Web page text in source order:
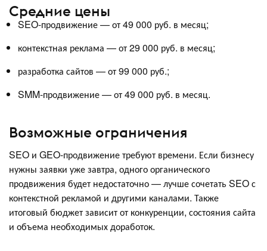
Средние цены
SEO-продвижение — от 49 000 руб. в месяц;
контекстная реклама — от 29 000 руб. в месяц;
разработка сайтов — от 99 000 руб.;
SMM-продвижение — от 49 000 руб. в месяц.
Возможные ограничения
SEO и GEO-продвижение требуют времени. Если бизнесу
нужны заявки уже завтра, одного органического
продвижения будет недостаточно — лучше сочетать SEO с
контекстной рекламой и другими каналами. Также
итоговый бюджет зависит от конкуренции, состояния сайта
и объема необходимых доработок.